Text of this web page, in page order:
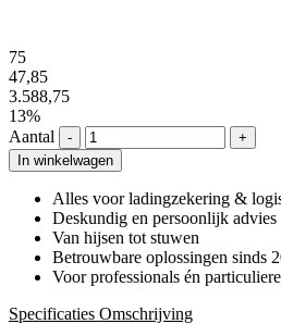
75
47,85
3.588,75
13%
Aantal
-
+
In winkelwagen
Alles voor ladingzekering &
Deskundig en persoonlijk advies
Van hijsen tot stuwen
Betrouwbare oplossingen sinds
Voor professionals én
Specificaties Omschrijving